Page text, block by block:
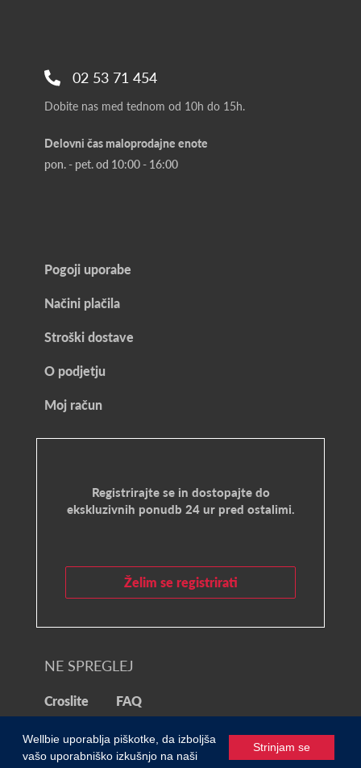
02 53 71 454
Dobite nas med tednom od 10h do 15h.
Delovni čas maloprodajne enote
pon. - pet. od 10:00 - 16:00
Pogoji uporabe
Načini plačila
Stroški dostave
O podjetju
Moj račun
Registrirajte se in dostopajte do
ekskluzivnih ponudb 24 ur pred ostalimi.
Želim se registrirati
NE SPREGLEJ
Croslite FAQ
© 2021 Wellbie
Strinjam se
Wellbie uporablja piškotke, da izboljša
vašo uporabniško izkušnjo na naši